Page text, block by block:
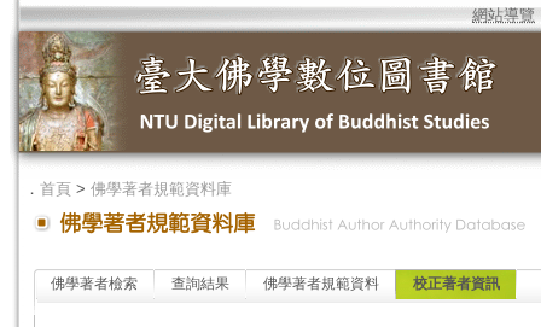
網站導覽
． 首頁 > 佛學著者規範資料庫
佛學著者檢索 查詢結果 佛學著者規範資料 校正著者資訊